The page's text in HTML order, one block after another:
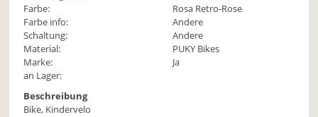
Farbe:
Farbe info:
Rosa Retro-Rose
Schaltung:
Andere
Material:
Andere
Marke:
PUKY Bikes
an Lager:
Ja
Beschreibung
Bike, Kindervelo